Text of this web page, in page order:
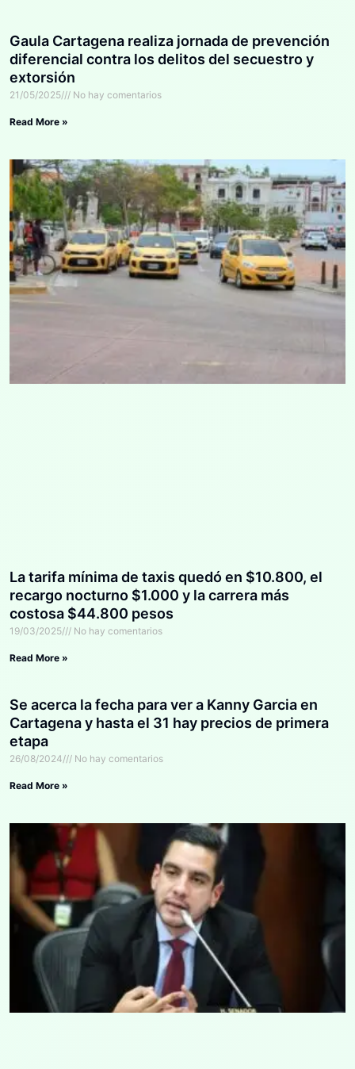
Gaula Cartagena realiza jornada de prevención
diferencial contra los delitos del secuestro y
extorsión
21/05/2025 No hay comentarios
Read More »
La tarifa mínima de taxis quedó en $10.800, el
recargo nocturno $1.000 y la carrera más
costosa $44.800 pesos
19/03/2025 No hay comentarios
Read More »
Se acerca la fecha para ver a Kanny Garcia en
Cartagena y hasta el 31 hay precios de primera
etapa
26/08/2024 No hay comentarios
Read More »